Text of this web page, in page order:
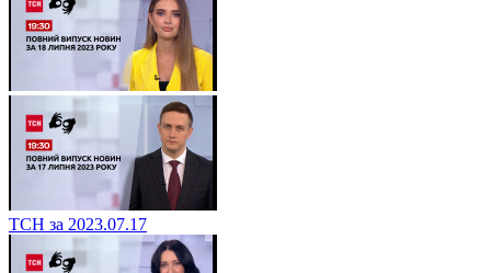
ТСН за 2023.07.17